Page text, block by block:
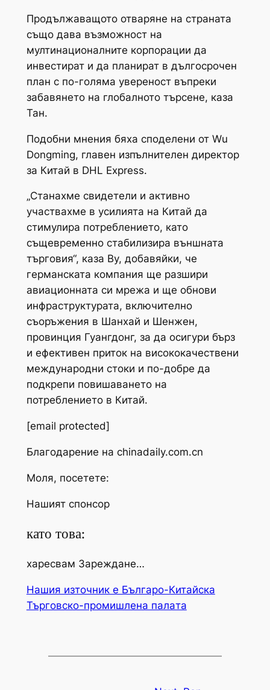
Продължаващото отваряне на страната
също дава възможност на
мултинационалните корпорации да
инвестират и да планират в дългосрочен
план с по-голяма увереност въпреки
забавянето на глобалното търсене, каза
Тан.
Подобни мнения бяха споделени от Wu
Dongming, главен изпълнителен директор
за Китай в DHL Express.
„Станахме свидетели и активно
участвахме в усилията на Китай да
стимулира потреблението, като
същевременно стабилизира външната
търговия“, каза Ву, добавяйки, че
германската компания ще разшири
авиационната си мрежа и ще обнови
инфраструктурата, включително
съоръжения в Шанхай и Шенжен,
провинция Гуангдонг, за да осигури бърз
и ефективен приток на висококачествени
международни стоки и по-добре да
подкрепи повишаването на
потреблението в Китай.
[email protected]
Благодарение на chinadaily.com.cn
Моля, посетете:
Нашият спонсор
като това:
харесвам Зареждане…
Нашия източник е Българо-Китайска
Търговско-промишлена палaта